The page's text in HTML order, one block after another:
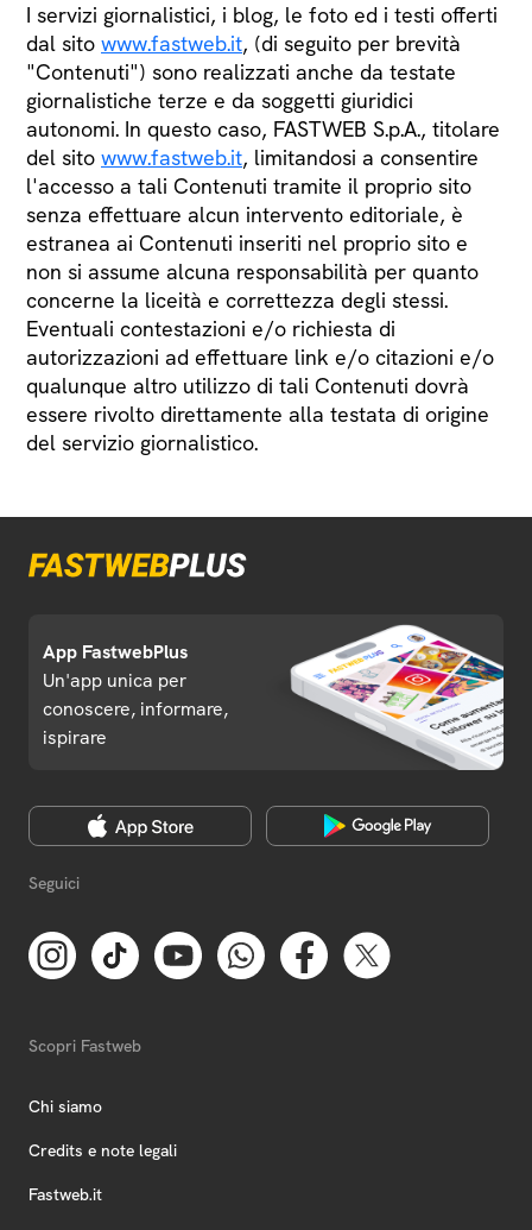
I servizi giornalistici, i blog, le foto ed i testi offerti
dal sito www.fastweb.it, (di seguito per brevità
"Contenuti") sono realizzati anche da testate
giornalistiche terze e da soggetti giuridici
autonomi. In questo caso, FASTWEB S.p.A., titolare
del sito www.fastweb.it, limitandosi a consentire
l'accesso a tali Contenuti tramite il proprio sito
senza effettuare alcun intervento editoriale, è
estranea ai Contenuti inseriti nel proprio sito e
non si assume alcuna responsabilità per quanto
concerne la liceità e correttezza degli stessi.
Eventuali contestazioni e/o richiesta di
autorizzazioni ad effettuare link e/o citazioni e/o
qualunque altro utilizzo di tali Contenuti dovrà
essere rivolto direttamente alla testata di origine
del servizio giornalistico.
App FastwebPlus
Un'app unica per
conoscere, informare,
ispirare
Seguici
Scopri Fastweb
Chi siamo
Credits e note legali
Fastweb.it